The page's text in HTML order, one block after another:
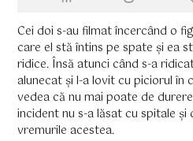
Cei doi s-au filmat încercând o
care el stă întins pe spate și ea
ridice. Însă atunci când s-a
alunecat și l-a lovit cu piciorul în
vedea că nu mai poate de
incident nu s-a lăsat cu spitale
vremurile acestea.